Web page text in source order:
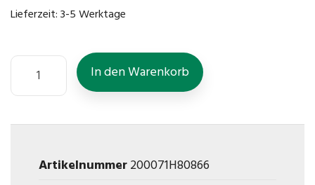
Lieferzeit:3-5 Werktage
In den Warenkorb
Artikelnummer200071H80866